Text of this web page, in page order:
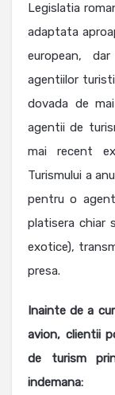
Legislatia
adaptata
european,
agentiilor
dovada de
agentii de
mai recent
Turismului a
pentru o
platisera chiar
exotice),
presa.
Inainte de a
avion, clientii
de turism
indemana: